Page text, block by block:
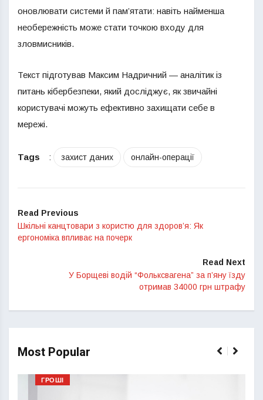
оновлювати системи й пам’ятати: навіть найменша
необережність може стати точкою входу для
зловмисників.
Текст підготував Максим Надричний — аналітик із
питань кібербезпеки, який досліджує, як звичайні
користувачі можуть ефективно захищати себе в
мережі.
Tags : захист даних онлайн-операції
Read Previous
Шкільні канцтовари з користю для здоров’я: Як
ергономіка впливає на почерк
Read Next
У Борщеві водій “Фольксвагена” за п’яну їзду
отримав 34000 грн штрафу
Most Popular
ГРОШІ